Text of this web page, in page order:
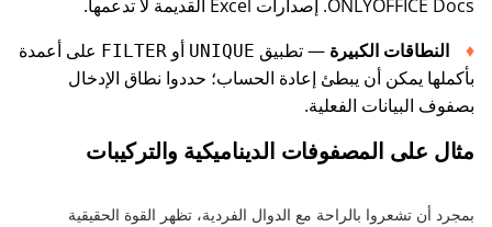
ONLYOFFICE Docs. إصدارات Excel القديمة لا تدعمها.
النطاقات الكبيرة — تطبيق UNIQUE أو FILTER على أعمدة
بأكملها يمكن أن يبطئ إعادة الحساب؛ حددوا نطاق الإدخال
بصفوف البيانات الفعلية.
مثال على المصفوفات الديناميكية والتركيبات
بمجرد أن تشعروا بالراحة مع الدوال الفردية، تظهر القوة الحقيقية